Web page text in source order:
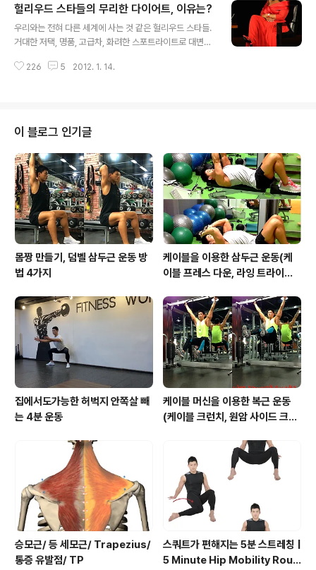
언뜻 듣기에 그럴 듯 합니다. 초콜릿을 먹기만 하면 지방이
분해되면서 식욕도 감퇴될 것 같으니까요. 하지만 '초콜릿
다이어트'는 현실성이 결여된 흥밋거리 정도로만 보고 넘
세요. ▼로그인 없이 가능한 추천입니다^o^ 1회 제공량의
헐리우드 스타들의 무리한 다이어트, 이유는?
우리와는 전혀 다른 세계에 사는 것 같은 헐리우드 스타들.
거대한 저택, 명품, 고급차, 화려한 스포트라이트로 대변되
히 그들이 시도하는 다이어트 법도 한국에 소개되면 유행
을 꾹(공짜)눌러주세요^^ 저탄수화물 다이어트 파 스칼렛
요한슨은 탄수화물을 굉장히 적게 먹는 방법을 택한다고
합니다. 닭고기, 야채를 주로 먹고 가끔 스무디를 마시는데
이는 탄수화물 섭취를 끊고 고기를 많이 먹는 황제다이어
트의 변형으로 보입니다. 단기간 감량에는 효과가 뛰어나
지만 오랜기간 하는 것이 힘들어서 일반대중에게..
226 5 2012. 1. 14.
이 블로그 인기글
몸짱 만들기, 덤벨 삼두근 운동 방
법 4가지
케이블을 이용한 삼두근 운동(케
이블 프레스 다운, 라잉 트라이셉
텐션)
집에서도가능한 허벅지 안쪽살 빼
는 4분 운동
케이블 머신을 이용한 복근 운동
(케이블 크런치, 원암 사이드 크런
승모근/ 등 세모근/ Trapezius/
통증 유발점/ TP
스쿼트가 편해지는 5분 스트레칭 |
5 Minute Hip Mobility Routi